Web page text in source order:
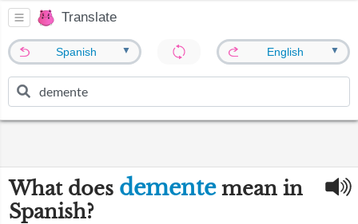
Translate
Spanish ▼ English ▼
What does dementemean in
Spanish?